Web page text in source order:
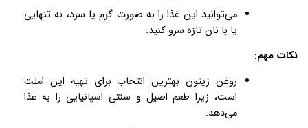
می‌توانید این غذا را به صورت گرم یا سرد، به تنهایی
یا با نان تازه سرو کنید.
نکات مهم:
روغن زیتون بهترین انتخاب برای تهیه این املت
است، زیرا طعم اصیل و سنتی اسپانیایی را به غذا
می‌دهد.